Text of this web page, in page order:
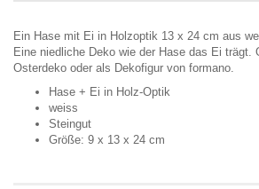
Ein Hase mit Ei in Holzoptik 13 x 24 cm aus
Eine niedliche Deko wie der Hase das Ei trägt.
Osterdeko oder als Dekofigur von formano.
Hase + Ei in Holz-Optik
weiss
Steingut
Größe: 9 x 13 x 24 cm